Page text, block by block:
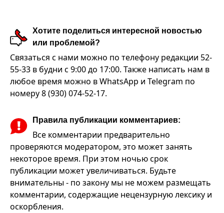
Хотите поделиться интересной новостью
или проблемой?
Связаться с нами можно по телефону редакции 52-
55-33 в будни с 9:00 до 17:00. Также написать нам в
любое время можно в WhatsApp и Telegram по
номеру 8 (930) 074-52-17.
Правила публикации комментариев:
Все комментарии предварительно
проверяются модератором, это может занять
некоторое время. При этом ночью срок
публикации может увеличиваться. Будьте
внимательны - по закону мы не можем размещать
комментарии, содержащие нецензурную лексику и
оскорбления.